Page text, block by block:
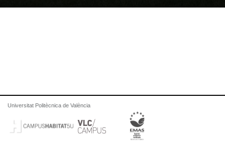
Universitat Politècnica de València